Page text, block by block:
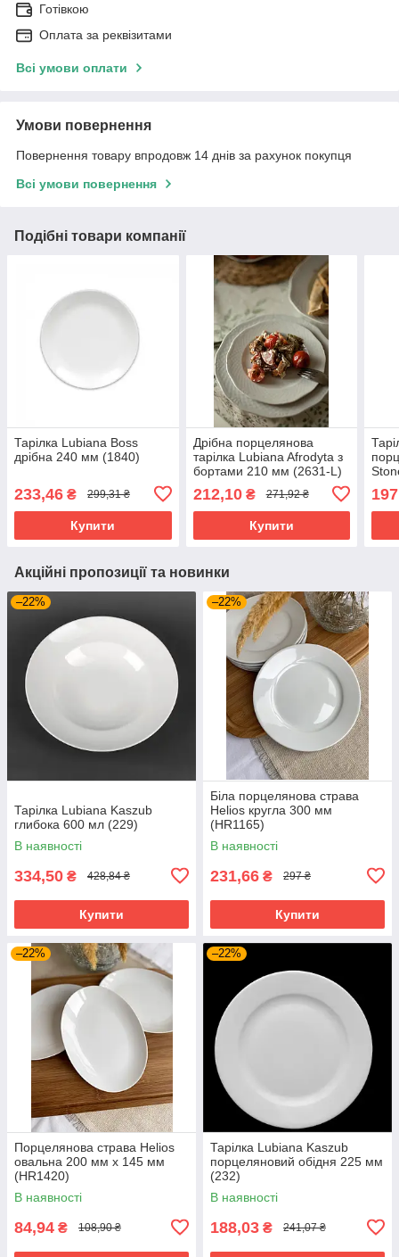
Готівкою
Оплата за реквізитами
Всі умови оплати
Умови повернення
Повернення товару впродовж 14 днів за рахунок покупця
Всі умови повернення
Подібні товари компанії
Тарілка Lubiana Boss
дрібна 240 мм (1840)
233,46 ₴ 299,31 ₴
Купити
Дрібна порцелянова
тарілка Lubiana Afrodyta з
бортами 210 мм (2631-L)
212,10₴ 271,92 ₴
Купити
Акційні пропозиції та новинки
–22%
Тарілка Lubiana Kaszub
глибока 600 мл (229)
В наявності
334,50 ₴ 428,84 ₴
Купити
–22%
Біла порцелянова страва
Helios кругла 300 мм
(HR1165)
В наявності
231,66 ₴ 297 ₴
Купити
–22%
Порцелянова страва Helios
овальна 200 мм х 145 мм
(HR1420)
В наявності
84,94 ₴ 108,90 ₴
–22%
Тарілка Lubiana Kaszub
порцеляновий обідня 225 мм
(232)
В наявності
188,03 ₴ 241,07 ₴